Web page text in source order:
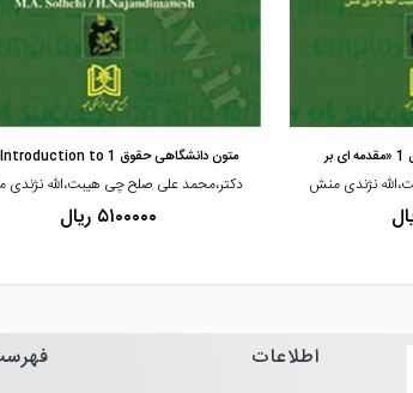
مشاهده و خرید
نژندی منش
متون دانشگاهی حقوق 1 an Introduction to
دکتر،محمد علی صلح چی هیبت،الله
۵۱۰۰۰۰۰ ریال
اطلاعات